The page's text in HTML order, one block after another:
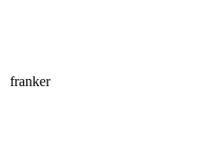
franker